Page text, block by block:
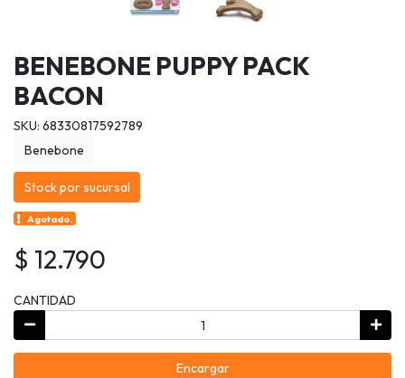
BENEBONE PUPPY PACK
BACON
SKU: 68330817592789
Benebone
Stock por sucursal
Agotado.
$ 12.790
CANTIDAD
Encargar